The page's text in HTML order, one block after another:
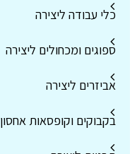
כלי עבודה ליצירה
ספוגים ומכחולים ליצירה
אביזרים ליצירה
בקבוקים וקופסאות אחסון